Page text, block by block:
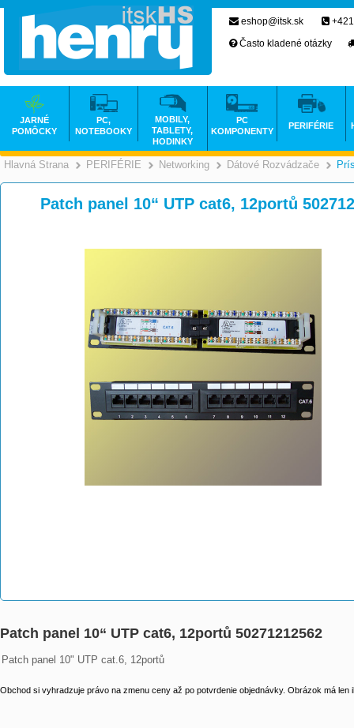
Hlavná Strana >
PERIFÉRIE >
Networking >
Dátové Rozvádzače
Patch panel 10“ UTP cat6, 12portů
Patch panel 10“ UTP cat6, 12portů 50271212562
Patch panel 10" UTP cat.6, 12portů
Obchod si vyhradzuje právo na zmenu ceny až po potvrdenie objednávky. Obrázok má len
eshop@itsk.sk
Často kladené otázky
JARNÉ
POMÔCKY
PC,
NOTEBOOKY
MOBILY,
TABLETY,
HODINKY
PC
KOMPONENTY
PERIFÉRIE